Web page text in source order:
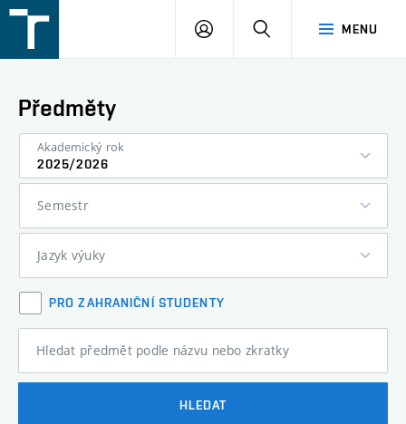
v
MENU
PŘIHLÁŠENÍ
Předměty
Akademický rok
2025/2026
Semestr
Jazyk výuky
PRO ZAHRANIČNÍ STUDENTY
Hledat předmět podle názvu nebo zkratky
HLEDAT